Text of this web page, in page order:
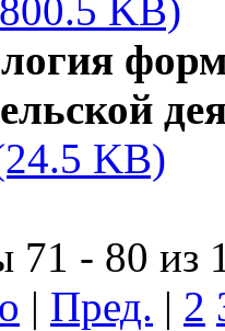
KB)
KB)
71 - 80 из
| Пред. | 2